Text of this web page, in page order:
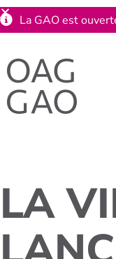
LA
La GAO est